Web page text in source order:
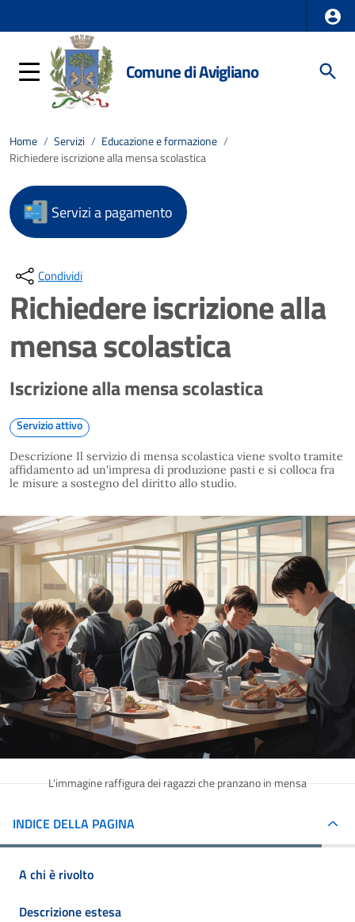
Comune di Avigliano
Home / Servizi / Educazione e formazione /
Richiedere iscrizione alla mensa scolastica
Servizi a pagamento
Condividi
Richiedere iscrizione alla
mensa scolastica
Iscrizione alla mensa scolastica
Servizio attivo
Descrizione Il servizio di mensa scolastica viene svolto tramite
affidamento ad un'impresa di produzione pasti e si colloca fra
le misure a sostegno del diritto allo studio.
L'immagine raffigura dei ragazzi che pranzano in mensa
INDICE DELLA PAGINA
A chi è rivolto
Descrizione estesa